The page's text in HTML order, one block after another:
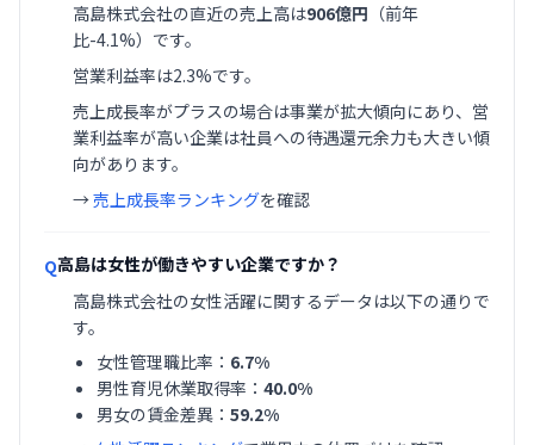
高島株式会社の直近の売上高は906億円 （前年
比-4.1%）です。
営業利益率は2.3%です。
売上成長率がプラスの場合は事業が拡大傾向にあり、営
業利益率が高い企業は社員への待遇還元余力も大きい傾
向があります。
→売上成長率ランキングを確認
Q高島は女性が働きやすい企業ですか？
高島株式会社の女性活躍に関するデータは以下の通りで
す。
女性管理職比率： 6.7%
男性育児休業取得率： 40.0%
男女の賃金差異： 59.2%